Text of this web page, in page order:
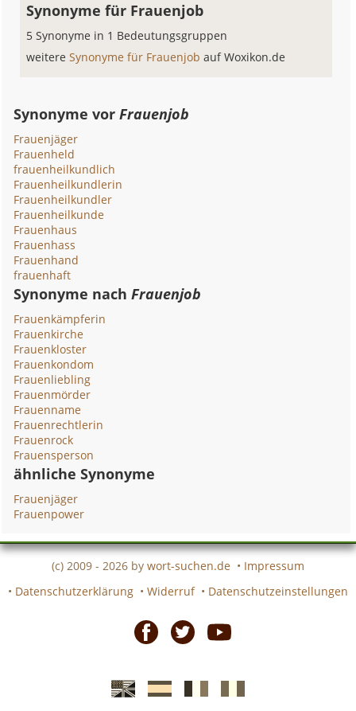
Synonyme für Frauenjob
5 Synonyme in 1 Bedeutungsgruppen
weitereSynonyme für Frauenjobauf Woxikon.de
Synonyme vorFrauenjob
Frauenjäger
Frauenheld
frauenheilkundlich
Frauenheilkundlerin
Frauenheilkundler
Frauenheilkunde
Frauenhaus
Frauenhass
Frauenhand
frauenhaft
Synonyme nachFrauenjob
Frauenkämpferin
Frauenkirche
Frauenkloster
Frauenkondom
Frauenliebling
Frauenmörder
Frauenname
Frauenrechtlerin
Frauenrock
Frauensperson
ähnliche Synonyme
Frauenjäger
Frauenpower
(c) 2009 - 2026 by wort-suchen.de • Impressum
• Datenschutzerklärung • Widerruf • Datenschutzeinstellungen